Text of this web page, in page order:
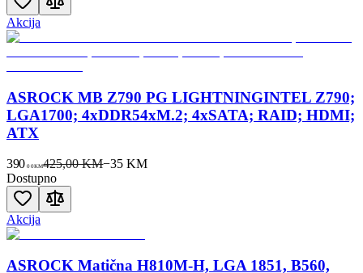
Akcija
ASROCK MB Z790 PG LIGHTNINGINTEL Z790;
LGA1700; 4xDDR54xM.2; 4xSATA; RAID; HDMI;
ATX
390 00KM425,00 KM−35 KM
Dostupno
Akcija
ASROCK Matična H810M-H, LGA 1851, B560,